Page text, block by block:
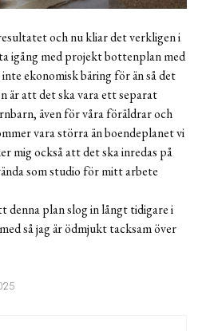
och nu kliar det verkligen i
igång med projekt bottenplan med
ekonomisk bäring för än så det
är att det ska vara ett separat
även för våra föräldrar och
vara störra än boendeplanet vi
mig också att det ska inredas på
som studio för mitt arbete
denna plan slog in långt tidigare i
så jag är ödmjukt tacksam över